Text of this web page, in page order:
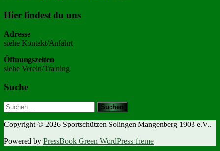
Hier findest du uns
Adresse
siehe Kontakt/Anfahrt
Öffnungszeiten
siehe Verein/Training
Suche
Suchen
nach:
Copyright © 2026 Sportschützen Solingen Mangenberg 1903 e.V..
Powered by PressBook Green WordPress theme